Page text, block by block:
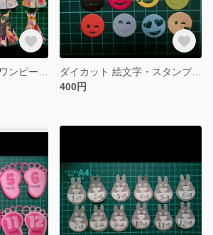
ダイカット 絵文字・スタンプ ランダム200枚
400円